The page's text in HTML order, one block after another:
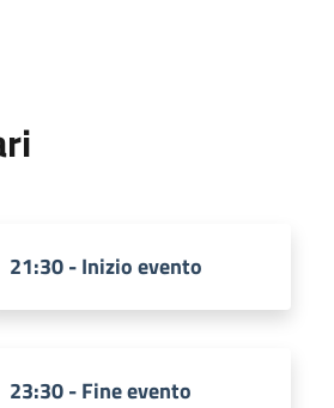
21:30 - Inizio evento
23:30 - Fine evento